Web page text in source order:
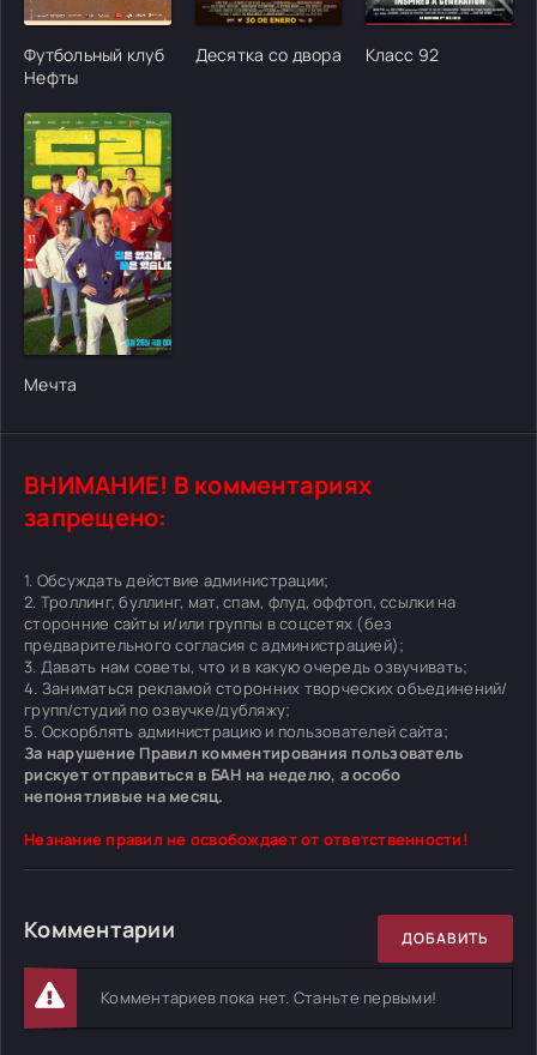
[/xfgiven_cvh_poster_urlcvh_poster_url]
Футбольный клуб
Нефты
[/xfgiven_cvh_poster_urlcvh_poster_url]
Десятка со двора
[/
Класс 92
[/xfgiven_cvh_poster_urlcvh_poster_url]
Мечта
ВНИМАНИЕ! В комментариях
запрещено:
1. Обсуждать действие администрации;
2. Троллинг, буллинг, мат, спам, флуд, оффтоп, ссылки на
сторонние сайты и/или группы в соцсетях (без
предварительного согласия с администрацией);
3. Давать нам советы, что и в какую очередь озвучивать;
4. Заниматься рекламой сторонних творческих объединений/
групп/студий по озвучке/дубляжу;
5. Оскорблять администрацию и пользователей сайта;
За нарушение Правил комментирования пользователь
рискует отправиться в БАН на неделю, а особо
непонятливые на месяц.
Незнание правил не освобождает от ответственности!
Комментарии ДОБАВИТЬ
Комментариев пока нет. Станьте первыми!